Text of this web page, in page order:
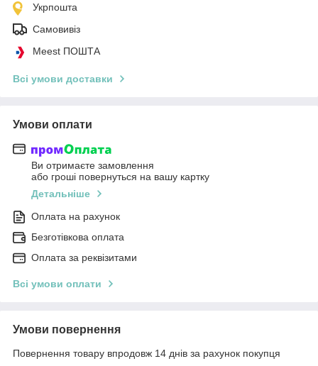
Укрпошта
Самовивіз
Meest ПОШТА
Всі умови доставки
Умови оплати
Ви отримаєте замовлення
або гроші повернуться на вашу картку
Детальніше
Оплата на рахунок
Безготівкова оплата
Оплата за реквізитами
Всі умови оплати
Умови повернення
Повернення товару впродовж 14 днів за рахунок покупця